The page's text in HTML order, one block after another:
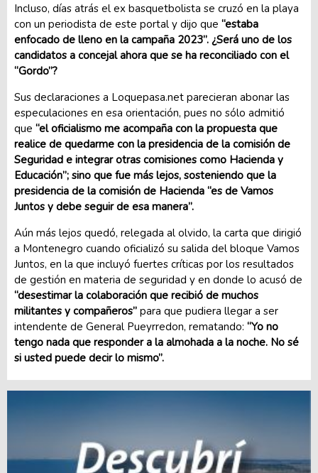
Incluso, días atrás el ex basquetbolista se cruzó en la playa
con un periodista de este portal y dijo que “estaba
enfocado de lleno en la campaña 2023”. ¿Será uno de los
candidatos a concejal ahora que se ha reconciliado con el
“Gordo”?
Sus declaraciones a Loquepasa.net parecieran abonar las
especulaciones en esa orientación, pues no sólo admitió
que “el oficialismo me acompaña con la propuesta que
realice de quedarme con la presidencia de la comisión de
Seguridad e integrar otras comisiones como Hacienda y
Educación”; sino que fue más lejos, sosteniendo que la
presidencia de la comisión de Hacienda “es de Vamos
Juntos y debe seguir de esa manera”.
Aún más lejos quedó, relegada al olvido, la carta que dirigió
a Montenegro cuando oficializó su salida del bloque Vamos
Juntos, en la que incluyó fuertes críticas por los resultados
de gestión en materia de seguridad y en donde lo acusó de
“desestimar la colaboración que recibió de muchos
militantes y compañeros” para que pudiera llegar a ser
intendente de General Pueyrredon, rematando: “Yo no
tengo nada que responder a la almohada a la noche. No sé
si usted puede decir lo mismo”.